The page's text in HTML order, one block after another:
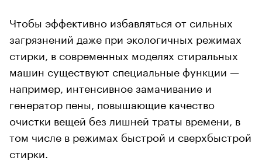
Чтобы эффективно избавляться от сильных
загрязнений даже при экологичных режимах
стирки, в современных моделях стиральных
машин существуют специальные функции —
например, интенсивное замачивание и
генератор пены, повышающие качество
очистки вещей без лишней траты времени, в
том числе в режимах быстрой и сверхбыстрой
стирки.